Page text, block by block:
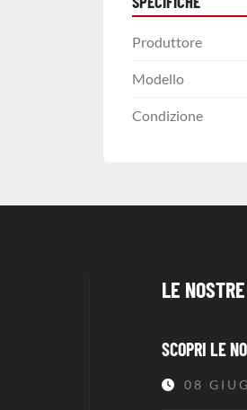
Produttore
Modello
Condizione
LE
SCOPRI LE
08